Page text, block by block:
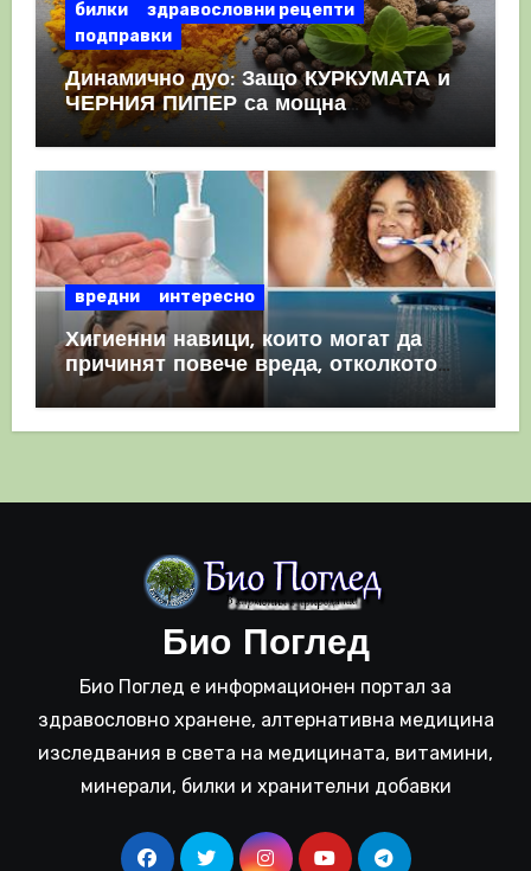
билки
здравословни рецепти
подправки
Динамично дуо: Защо КУРКУМАТА и
ЧЕРНИЯ ПИПЕР са мощна
комбинация
вредни интересно
Хигиенни навици, които могат да
причинят повече вреда, отколкото
полза
Био Поглед
Био Поглед е информационен портал за
здравословно хранене, алтернативна медицина
изследвания в света на медицината, витамини,
минерали, билки и хранителни добавки